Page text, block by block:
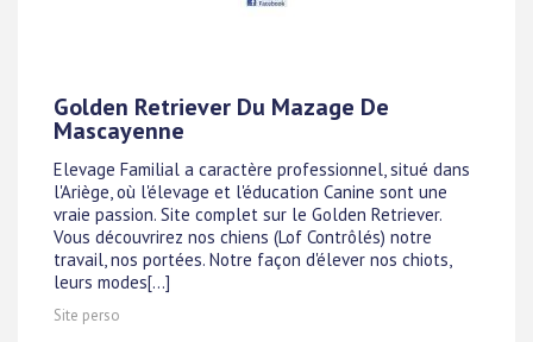
Golden Retriever Du Mazage De
Mascayenne
Elevage Familial a caractère professionnel, situé dans
l'Ariège, où l'élevage et l'éducation Canine sont une
vraie passion. Site complet sur le Golden Retriever.
Vous découvrirez nos chiens (Lof Contrôlés) notre
travail, nos portées. Notre façon d'élever nos chiots,
leurs modes[...]
Site perso